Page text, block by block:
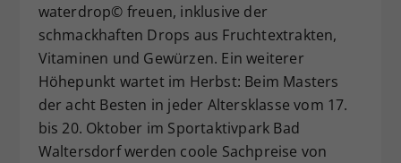
waterdrop© freuen, inklusive der
schmackhaften Drops aus Fruchtextrakten,
Vitaminen und Gewürzen. Ein weiterer
Höhepunkt wartet im Herbst: Beim Masters
der acht Besten in jeder Altersklasse vom 17.
bis 20. Oktober im Sportaktivpark Bad
Waltersdorf werden coole Sachpreise von